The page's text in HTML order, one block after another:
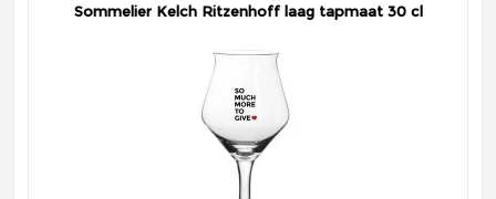
Sommelier Kelch Ritzenhoff laag tapmaat 30 cl